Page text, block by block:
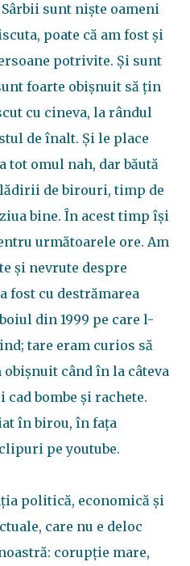
sunt niște oameni
poate că am fost și
potrivite. Și sunt
foarte obișnuit să țin
cu cineva, la rândul
de înalt. Și le place
tot omul nah, dar băută
de birouri, timp de
bine. În acest timp își
următoarele ore. Am
și nevrute despre
fost cu destrămarea
din 1999 pe care l-
tare eram curios să
când în la câteva
cad bombe și rachete.
în birou, în fața
pe youtube.
politică, economică și
care nu e deloc
corupție mare,